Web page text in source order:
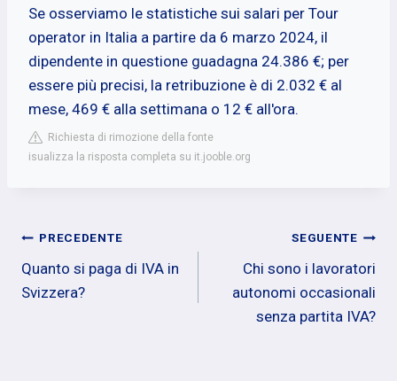
Se osserviamo le statistiche sui salari per Tour
operator in Italia a partire da 6 marzo 2024, il
dipendente in questione guadagna 24.386 €; per
essere più precisi, la retribuzione è di 2.032 € al
mese, 469 € alla settimana o 12 € all'ora.
Richiesta di rimozione della fonte
isualizza la risposta completa su it.jooble.org
Navigazione
articoli
PRECEDENTE
Quanto si paga di IVA in
Svizzera?
SEGUENTE
Chi sono i lavoratori
autonomi occasionali
senza partita IVA?